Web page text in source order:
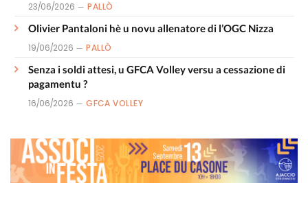
23/06/2026 PALLÒ
Olivier Pantaloni hè u novu allenatore di l’OGC Nizza
19/06/2026 PALLÒ
Senza i soldi attesi, u GFCA Volley versu a cessazione di
pagamentu ?
16/06/2026 GFCA VOLLEY